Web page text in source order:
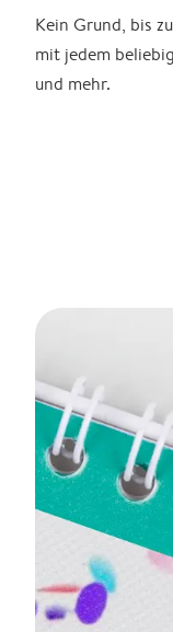
Kein Grund, bis
mit jedem
und mehr.